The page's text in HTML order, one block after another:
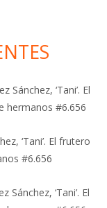
Sánchez, ‘Tani’. El
hermanos #6.656
‘Tani’. El frutero
#6.656
Sánchez, ‘Tani’. El